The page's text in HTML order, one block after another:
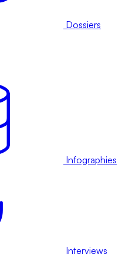
Dossiers
Infographies
Interviews